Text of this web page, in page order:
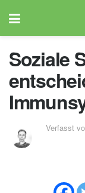
Soziale
Verfasst